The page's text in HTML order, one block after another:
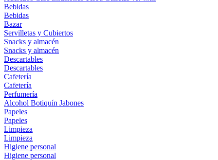
Bebidas
Bebidas
Bazar
Servilletas y Cubiertos
Snacks y almacén
Snacks y almacén
Descartables
Descartables
Cafetería
Cafetería
Perfumería
Alcohol Botiquín Jabones
Papeles
Papeles
Limpieza
Limpieza
Higiene personal
Higiene personal